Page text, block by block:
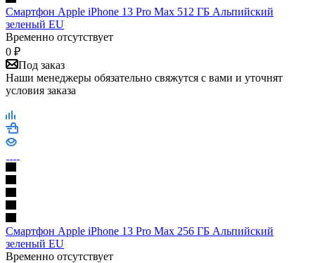
Смартфон Apple iPhone 13 Pro Max 512 ГБ Альпийский
зеленый EU
Временно отсутствует
0 ₽
Под заказ
Наши менеджеры обязательно свяжутся с вами и уточнят
условия заказа
Смартфон Apple iPhone 13 Pro Max 256 ГБ Альпийский
зеленый EU
Временно отсутствует